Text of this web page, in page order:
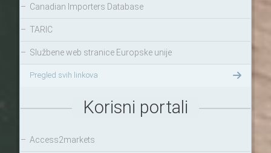
– Canadian Importers Database
– TARIC
– Službene web stranice Europske unije
Pregled svih linkova
Korisni portali
– Access2markets